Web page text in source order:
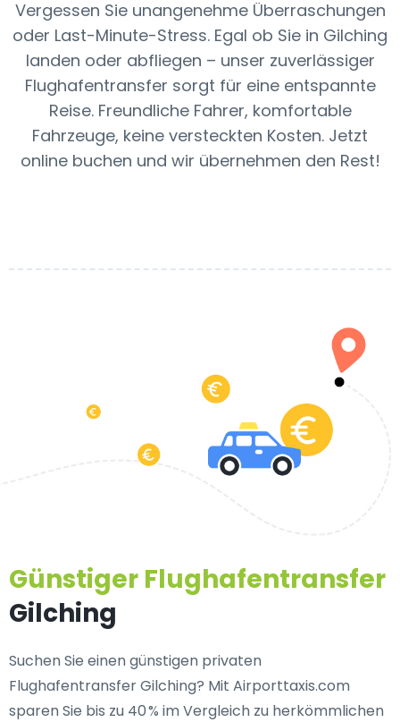
Vergessen Sie unangenehme Überraschungen
oder Last-Minute-Stress. Egal ob Sie in Gilching
landen oder abfliegen – unser zuverlässiger
Flughafentransfer sorgt für eine entspannte
Reise. Freundliche Fahrer, komfortable
Fahrzeuge, keine versteckten Kosten. Jetzt
online buchen und wir übernehmen den Rest!
Günstiger Flughafentransfer
Gilching
Suchen Sie einengünstigen privaten
Flughafentransfer Gilching? Mit Airporttaxis.com
sparen Sie bis zu 40 % im Vergleich zu herkömmlichen